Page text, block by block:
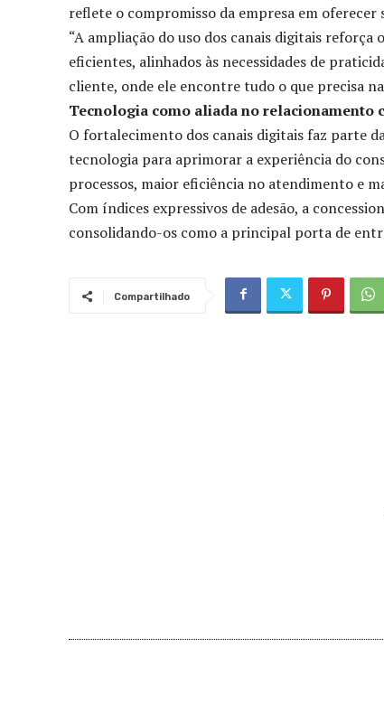
reflete o compromisso da empresa em oferecer
“A ampliação do uso dos canais digitais
eficientes, alinhados às necessidades de
cliente, onde ele encontre tudo o que precisa
Tecnologia como aliada no relacionamento
O fortalecimento dos canais digitais faz parte
tecnologia para aprimorar a experiência do
processos, maior eficiência no atendimento e
Com índices expressivos de adesão, a
consolidando-os como a principal porta de
Compartilhado